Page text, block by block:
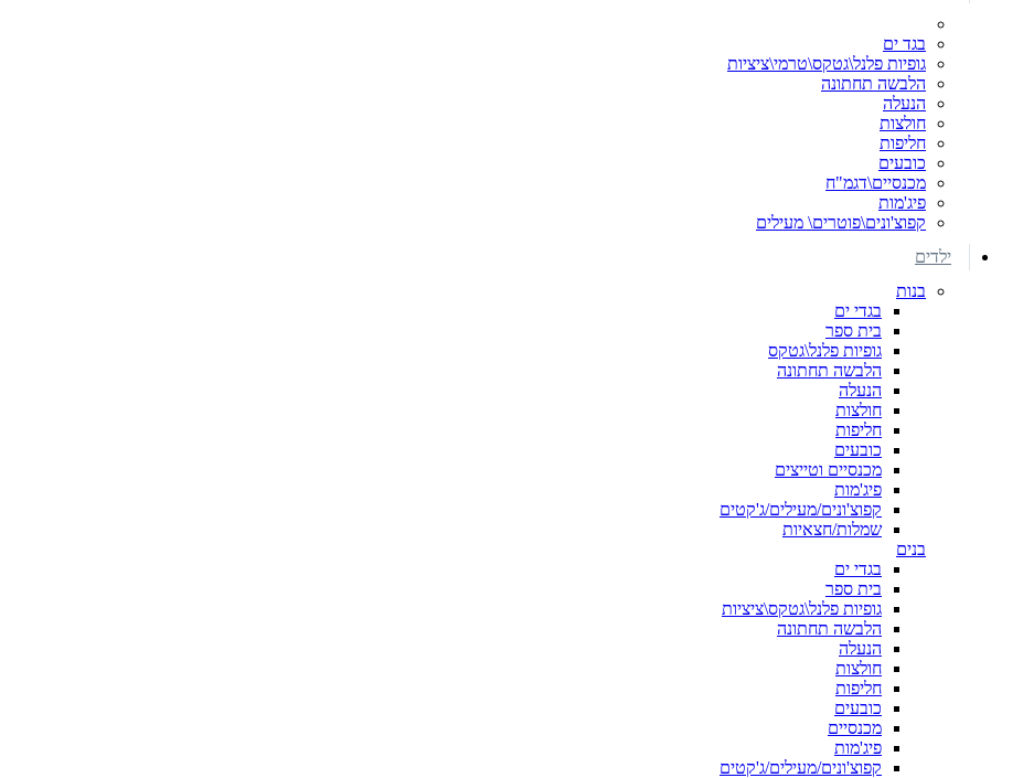
בגד ים
גופיות פלנל\גטקס\טרמי\ציציות
הלבשה תחתונה
הנעלה
חולצות
חליפות
כובעים
מכנסיים\דגמ"ח
פיג'מות
קפוצ'ונים\פוטרים\ מעילים
ילדים
בנות
בגדי ים
בית ספר
גופיות פלנל\גטקס
הלבשה תחתונה
הנעלה
חולצות
חליפות
כובעים
מכנסיים וטייצים
פיג'מות
קפוצ'ונים/מעילים/ג'קטים
שמלות/חצאיות
בנים
בגדי ים
בית ספר
גופיות פלנל\גטקס\ציציות
הלבשה תחתונה
הנעלה
חולצות
חליפות
כובעים
מכנסיים
פיג'מות
קפוצ'ונים/מעילים/ג'קטים